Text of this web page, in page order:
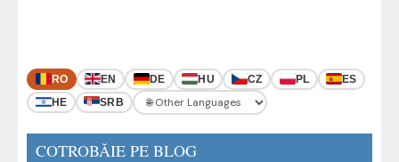
RO EN DE HU CZ PL
ES
HE
SRB
COTROBĂIE PE BLOG